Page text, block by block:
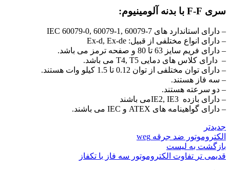
سری F-F با بدنه آلومینیوم:
– دارای استاندارد های IEC 60079-0, 60079-1, 60079-7
– دارای انواع مختلفی از قبیل: Ex-d, Ex-de
– دارای فریم سایز 63 تا 80 و صفحه ترمز می باشد.
– دارای کلاس های دمایی T4, T5 می باشد.
– دارای توان مختلفی از توان 0.12 تا 1.5 کیلو وات هستند.
– سه فاز هستند.
– دو سرعته هستند.
– دارای بازده IE2, IE3می باشند
– دارای گواهینامه های ATEX و IEC می باشند.
جدیدتر
الکتروموتور ضد جرقه weg
بازگشت به لیست
قدیمی تر تفاوت الکتروموتور سه فاز با تکفاز